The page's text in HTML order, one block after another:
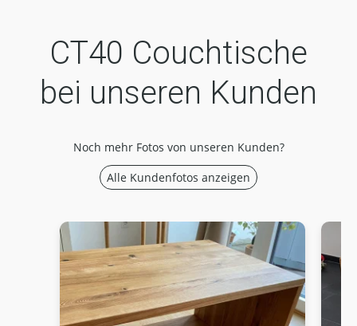
CT40 Couchtische
bei unseren Kunden
Noch mehr Fotos von unseren Kunden?
Alle Kundenfotos anzeigen